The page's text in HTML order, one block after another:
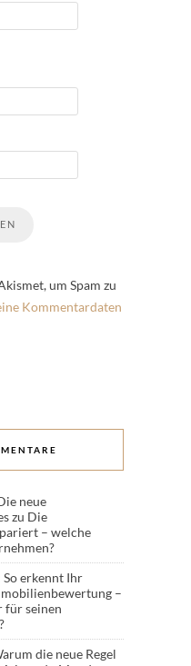
um Spam zu
Kommentardaten
neue
zu Die
– welche
erkennt Ihr
–
für seinen
die neue Regel